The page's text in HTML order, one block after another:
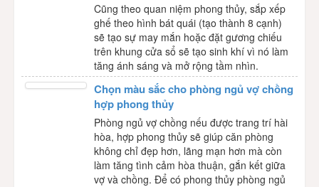
Cũng theo quan niệm phong thủy, sắp xếp
ghế theo hình bát quái (tạo thành 8 cạnh)
sẽ tạo sự may mắn hoặc đặt gương chiếu
trên khung cửa sổ sẽ tạo sinh khí vì nó làm
tăng ánh sáng và mở rộng tầm nhìn.
Chọn màu sắc cho phòng ngủ vợ chồng
hợp phong thủy
Phòng ngủ vợ chồng nếu được trang trí hài
hòa, hợp phong thủy sẽ giúp căn phòng
không chỉ đẹp hơn, lãng mạn hơn mà còn
làm tăng tình cảm hòa thuận, gắn kết giữa
vợ và chồng. Để có phong thủy phòng ngủ